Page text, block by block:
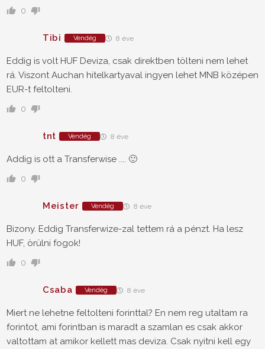
0
Tibi Vendég 8 éve
Eddig is volt HUF Deviza, csak direktben tölteni nem lehet
rá. Viszont Auchan hitelkartyaval ingyen lehet MNB középen
EUR-t feltolteni.
0
tnt Vendég 8 éve
Addig is ott a Transferwise .... 🙂
0
Meister Vendég 8 éve
Bizony. Eddig Transferwize-zal tettem rá a pénzt. Ha lesz
HUF, örülni fogok!
0
Csaba Vendég 8 éve
Miert ne lehetne feltolteni forinttal? En nem reg utaltam ra
forintot, ami forintban is maradt a szamlan es csak akkor
valtottam at amikor kellett mas deviza. Csak nyitni kell egy